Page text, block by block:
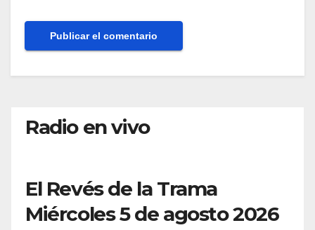
Radio en vivo
El Revés de la Trama
Miércoles 5 de agosto 2026